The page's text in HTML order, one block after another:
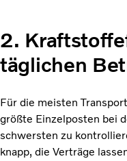
2.
täglichen
Für die meisten
größte Einzelposten bei
schwersten zu
knapp, die Verträge